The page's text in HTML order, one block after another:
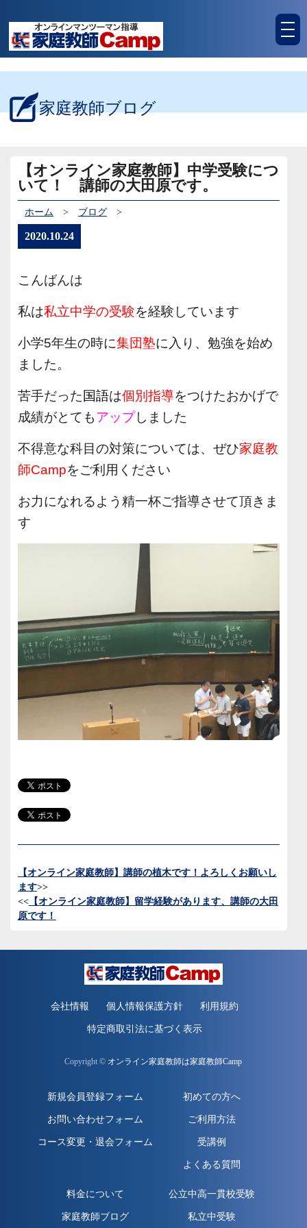
家庭教師ブログ
【オンライン家庭教師】中学受験につ
いて！ 講師の大田原です。
ホーム > ブログ >
2020.10.24
こんばんは
私は私立中学の受験を経験しています
小学5年生の時に集団塾に入り、勉強を始め
ました。
苦手だった 国語は個別指導をつけたおかげで
成績がとても アップしました
不得意な科目の対策については、ぜひ家庭教
師Campをご利用ください
お力になれるよう精一杯ご指導させて頂きま
す
【オンライン家庭教師】講師の植木です！よろしくお願いし
ます>>
<<【オンライン家庭教師】留学経験があります、講師の大田
原です！
会社情報 個人情報保護方針 利用規約
特定商取引法に基づく表示
Copyright © オンライン家庭教師は家庭教師Camp
新規会員登録フォーム
お問い合わせフォーム
コース変更・退会フォーム
初めての方へ
ご利用方法
受講例
よくある質問
料金について
家庭教師ブログ
公立中高一貫校受験
私立中受験